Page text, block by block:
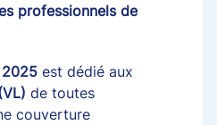
professionnels de
2025 est dédié aux
de toutes
couverture